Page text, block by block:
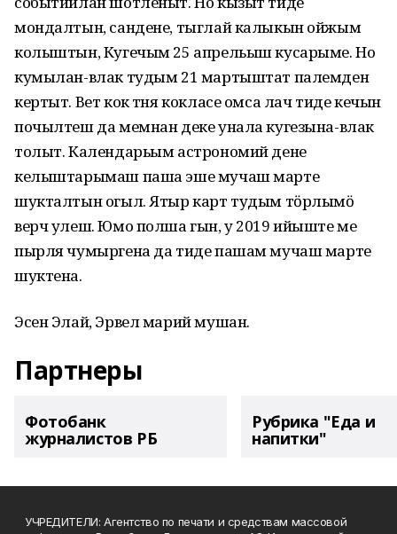
мондалтын, сандене, тыглай калыкын ойжым
колыштын, Кугечым 25 апрельыш кусарыме. Но
кумылан-влак тудым 21 мартыштат палемден
кертыт. Вет кок тӱня кокласе омса лач тиде кечын
почылтеш да мемнан деке унала кугезына-влак
толыт. Календарьым астрономий дене
келыштарымаш паша эше мучаш марте
шукталтын огыл. Ятыр карт тудым тӧрлымӧ
верч улеш. Юмо полша гын, у 2019 ийыште ме
пырля чумыргена да тиде пашам мучаш марте
шуктена.
Эсен Элай, Эрвел марий мушан.
Партнеры
Фотобанк
журналистов РБ
Рубрика "Еда и
напитки"
УЧРЕДИТЕЛИ: Агентство по печати и средствам массовой